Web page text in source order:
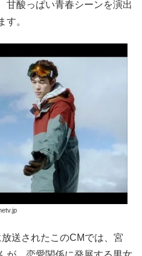
甘酸っぱい青春シーンを演出
す。
送されたこのCMでは、宮